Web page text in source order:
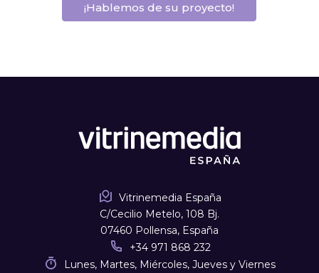
¡Hablemos de su proyecto!
Vitrinemedia España
C/Cecilio Metelo, 108 Bj.
07460 Pollensa, España
+34 971 868 232
Lunes, Martes, Miércoles, Jueves y Viernes